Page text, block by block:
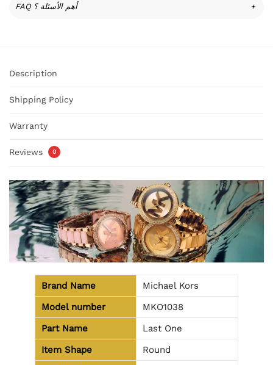
FAQ أهم الأسئلة ؟ +
Description
Shipping Policy
Warranty
Reviews 0
Brand Name
Michael Kors
Model number
MKO1038
Part Name
Last One
Item Shape
Round